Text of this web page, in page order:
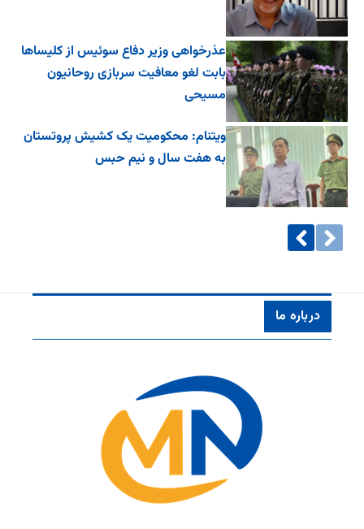
عذرخواهی وزیر دفاع سوئیس از کلیساها
بابت لغو معافیت سربازی روحانیون
مسیحی
ویتنام: محکومیت یک کشیش پروتستان
به هفت سال و نیم حبس
درباره ما